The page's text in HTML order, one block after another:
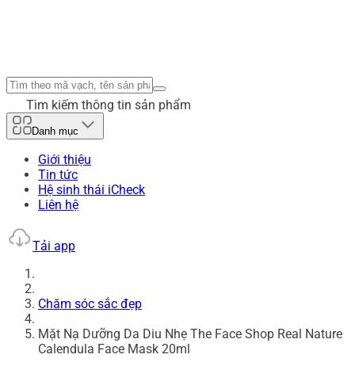
Tìm kiếm thông tin sản phẩm
Danh mục
Giới thiệu
Tin tức
Hệ sinh thái iCheck
Liên hệ
Tải app
Chăm sóc sắc đẹp
Mặt Nạ Dưỡng Da Diu Nhẹ The Face Shop Real Nature
Calendula Face Mask 20ml